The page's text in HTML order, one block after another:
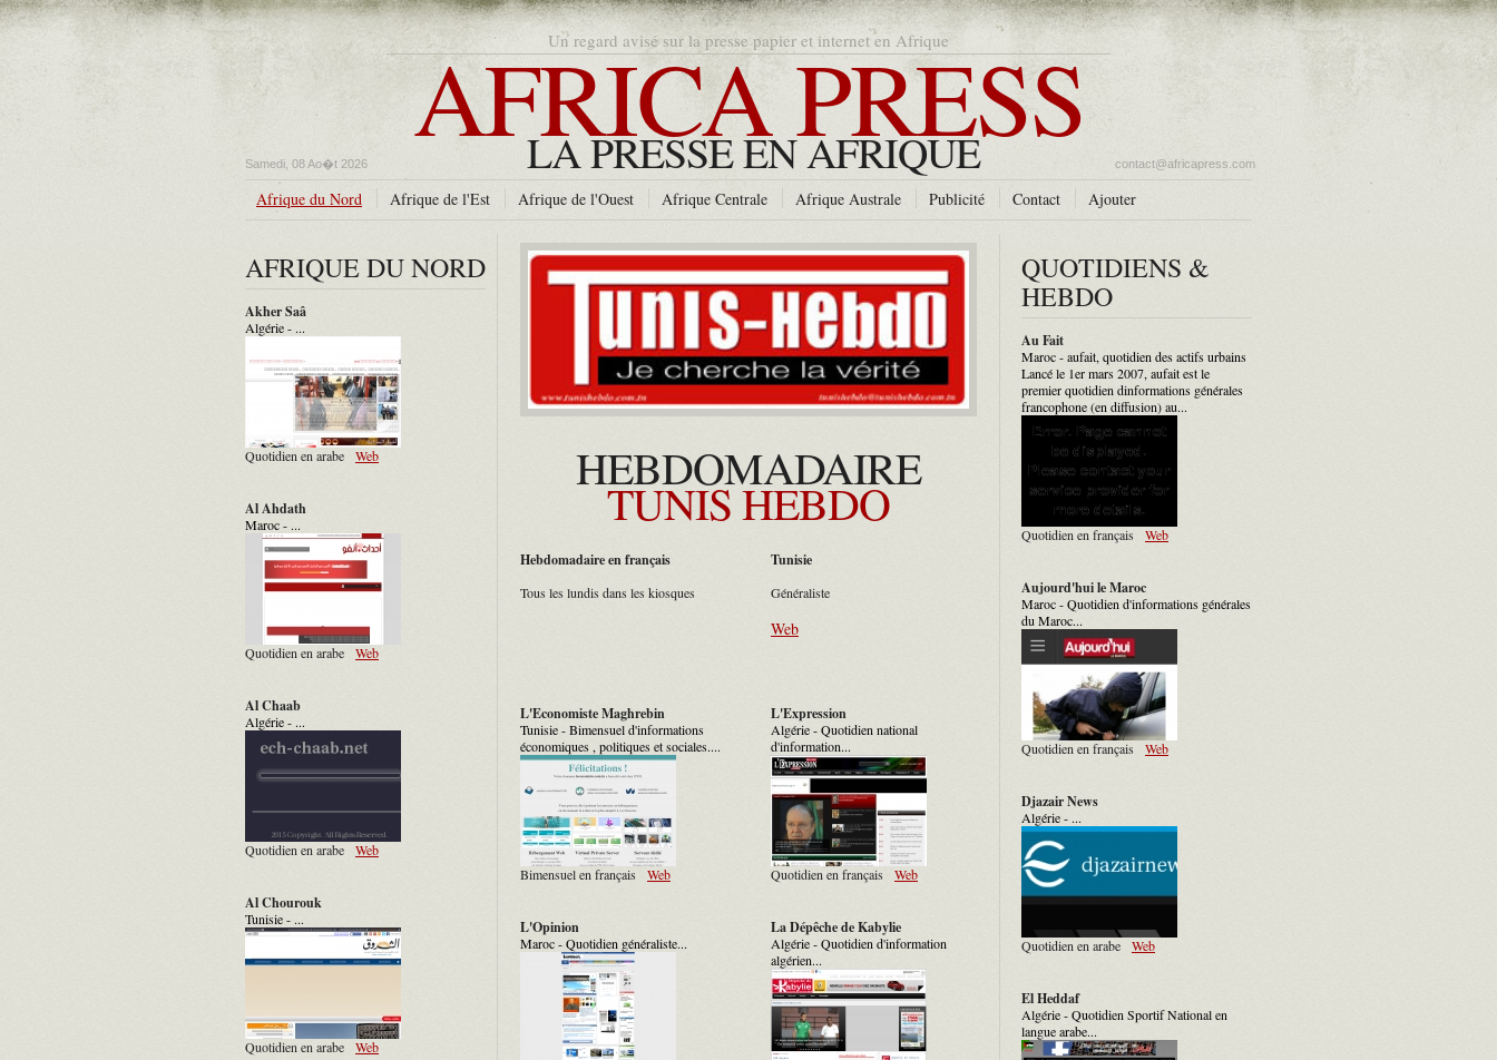
Un regard avisé sur la presse papier et internet en Afrique
AFRICA PRESS
LA PRESSE EN AFRIQUE
Samedi, 08 Ao�t 2026 contact@africapress.com
Afrique du Nord Afrique de l'Est Afrique de l'Ouest Afrique Centrale Afrique Australe Publicité Contact Ajouter
AFRIQUE DU NORD
Akher Saâ
Algérie - ...
Quotidien en arabe Web
Al Ahdath
Maroc - ...
Quotidien en arabe Web
Al Chaab
Algérie - ...
Quotidien en arabe Web
Al Chourouk
Tunisie - ...
Quotidien en arabe Web
HEBDOMADAIRE
TUNIS HEBDO
Hebdomadaire en français
Tous les lundis dans les kiosques
Tunisie
Généraliste
Web
L'Economiste Maghrebin
Tunisie - Bimensuel d'informations
économiques , politiques et sociales....
Bimensuel en français Web
L'Expression
Algérie - Quotidien national
d'information...
Quotidien en français Web
L'Opinion
Maroc - Quotidien généraliste...
La Dépêche de Kabylie
Algérie - Quotidien d'information
algérien...
QUOTIDIENS &
HEBDO
Au Fait
Maroc - aufait, quotidien des actifs urbains
Lancé le 1er mars 2007, aufait est le
premier quotidien dinformations générales
francophone (en diffusion) au...
Quotidien en français Web
Aujourd'hui le Maroc
Maroc - Quotidien d'informations générales
du Maroc...
Quotidien en français Web
Djazair News
Algérie - ...
Quotidien en arabe Web
El Heddaf
Algérie - Quotidien Sportif National en
langue arabe...